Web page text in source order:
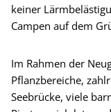
keiner
Campen auf dem
Im Rahmen der
Pflanzbereiche,
Seebrücke, viele